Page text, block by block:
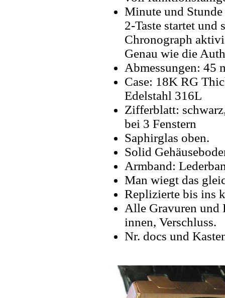
Minute und
2-Taste startet
Chronograph
Genau wie die
Abmessungen: 45
Case: 18K RG
Edelstahl 316L
Zifferblatt:
bei 3 Fenstern
Saphirglas oben.
Solid
Armband:
Man wiegt das
Replizierte bis ins
Alle Gravuren und
innen, Verschluss.
Nr. docs und